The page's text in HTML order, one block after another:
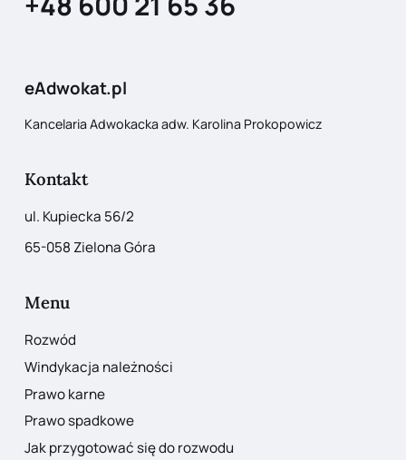
eAdwokat.pl
Kancelaria Adwokacka adw. Karolina Prokopowicz
Kontakt
ul. Kupiecka 56/2
65-058 Zielona Góra
Menu
Rozwód
Windykacja należności
Prawo karne
Prawo spadkowe
Jak przygotować się do rozwodu